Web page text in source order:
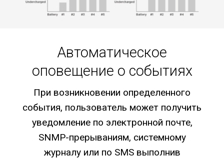
Автоматическое
оповещение о событиях
При возникновении определенного
события, пользователь может получить
уведомление по электронной почте,
SNMP-прерываниям, системному
журналу или по SMS выполнив